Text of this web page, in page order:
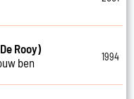
Rooy)
ben
1994